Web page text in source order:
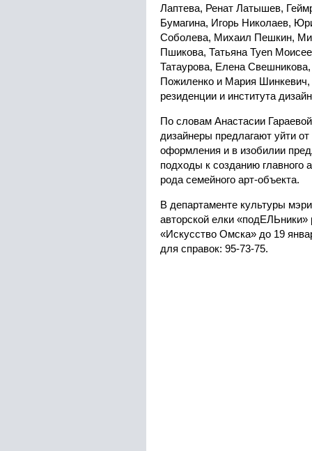
Лаптева, Ренат Латышев,
Бумагина, Игорь Николаев,
Соболева, Михаил Пешкин,
Пшикова, Татьяна Tyen
Татаурова, Елена
Пожиленко и Мария Шинкевич,
резиденции и института
По словам Анастасии
дизайнеры предлагают уйти от
оформления и в изобилии
подходы к созданию главного
рода семейного арт-объекта.
В департаменте культуры
авторской елки «подЕЛЬники»
«Искусство Омска» до 19
для справок: 95-73-75.